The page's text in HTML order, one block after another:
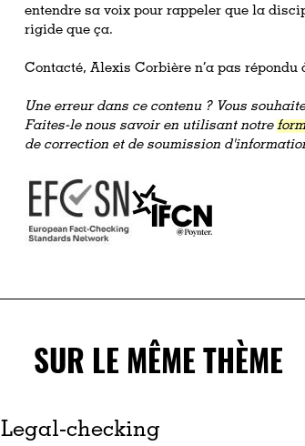
entendre sa voix pour rappeler que la
rigide que ça.
Contacté, Alexis Corbière n’a pas
Une erreur dans ce contenu ? Vous
Faites-le nous savoir en utilisant notre
de correction et de soumission
SUR LE MÊME THÈME
Legal-checking